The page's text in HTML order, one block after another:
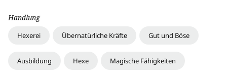
Handlung
Hexerei Übernatürliche Kräfte Gut und Böse
Ausbildung Hexe Magische Fähigkeiten